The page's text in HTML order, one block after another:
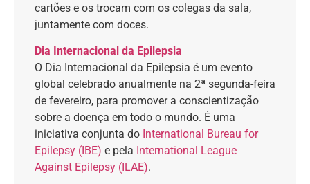
cartões e os trocam com os colegas da sala,
juntamente com doces.
Dia Internacional da Epilepsia
O Dia Internacional da Epilepsia é um evento
global celebrado anualmente na 2ª segunda-feira
de fevereiro, para promover a conscientização
sobre a doença em todo o mundo. É uma
iniciativa conjunta do International Bureau for
Epilepsy (IBE) e pela International League
Against Epilepsy (ILAE).